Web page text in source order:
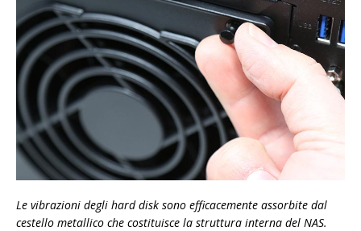
Le vibrazioni degli hard disk sono efficacemente assorbite dal
cestello metallico che costituisce la struttura interna del NAS.